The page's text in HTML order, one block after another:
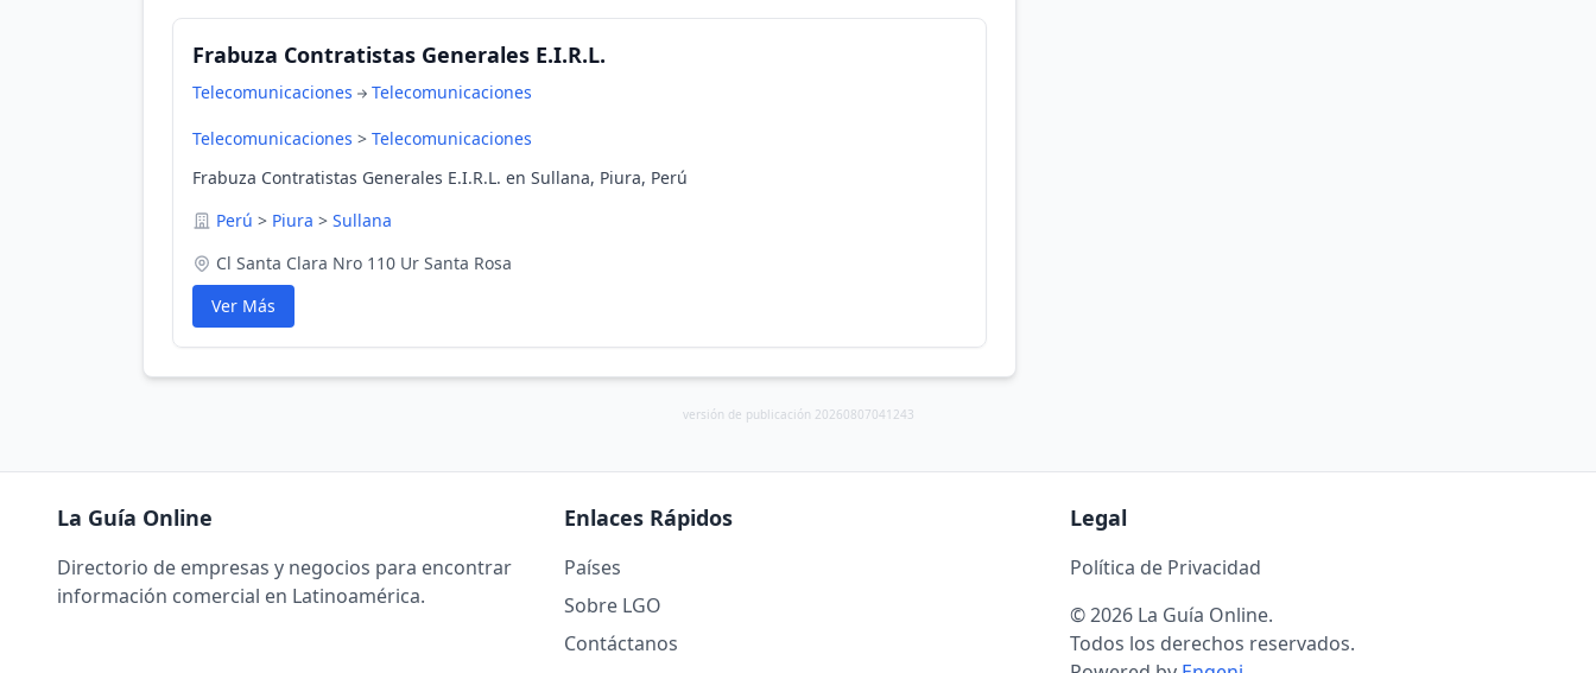
Frabuza Contratistas Generales E.I.R.L.
Telecomunicaciones Telecomunicaciones
Telecomunicaciones > Telecomunicaciones
Frabuza Contratistas Generales E.I.R.L. en Sullana, Piura, Perú
Perú > Piura > Sullana
Cl Santa Clara Nro 110 Ur Santa Rosa
Ver Más
versión de publicación 20260807041243
La Guía Online
Directorio de empresas y negocios para encontrar
información comercial en Latinoamérica.
Enlaces Rápidos
Países
Sobre LGO
Contáctanos
Legal
Política de Privacidad
© 2026 La Guía Online.
Todos los derechos reservados.